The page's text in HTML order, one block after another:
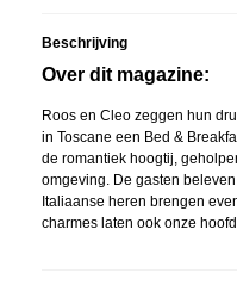
Beschrijving
Over dit magazine:
Roos en Cleo zeggen hun
in Toscane een Bed &
de romantiek hoogtij,
omgeving. De gasten
Italiaanse heren brengen
charmes laten ook onze